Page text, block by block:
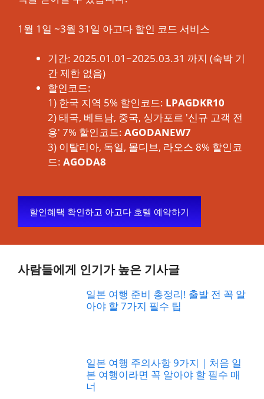
1월 1일 ~3월 31일 아고다 할인 코드 서비스
기간: 2025.01.01~2025.03.31 까지 (숙박 기
간 제한 없음)
할인코드:
1) 한국 지역 5% 할인코드: LPAGDKR10
2) 태국, 베트남, 중국, 싱가포르 '신규 고객 전
용' 7% 할인코드: AGODANEW7
3) 이탈리아, 독일, 몰디브, 라오스 8% 할인코
드: AGODA8
할인혜택 확인하고 아고다 호텔 예약하기
사람들에게 인기가 높은 기사글
일본 여행 준비 총정리! 출발 전 꼭 알
아야 할 7가지 필수 팁
일본 여행 주의사항 9가지｜처음 일
본 여행이라면 꼭 알아야 할 필수 매
너